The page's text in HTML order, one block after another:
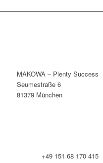
MAKOWA – Plenty Success
Seumestraße 6
81379 München
+49 151 68 170 415